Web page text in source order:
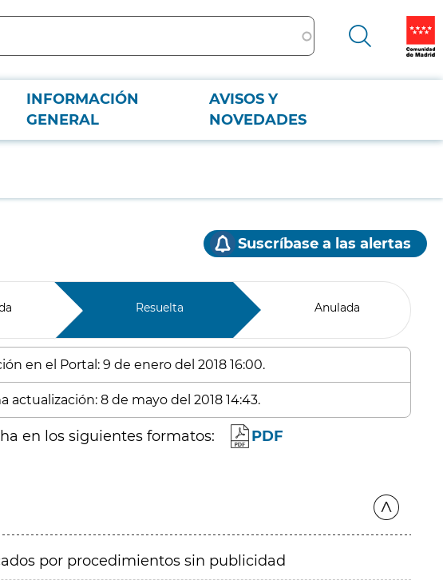
INFORMACIÓN
GENERAL
AVISOS Y
NOVEDADES
Suscríbase a las alertas
Resuelta Anulada
en el Portal: 9 de enero del 2018 16:00.
actualización: 8 de mayo del 2018 14:43.
en los siguientes formatos: PDF
por procedimientos sin publicidad